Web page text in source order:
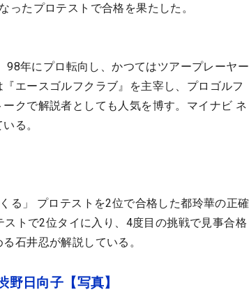
たプロテストで合格を果たした。
年にプロ転向し、かつてはツアープレーヤー
エースゴルフクラブ』を主宰し、プロゴルフ
クで解説者としても人気を博す。マイナビ ネ
る。
る」 プロテストを2位で合格した都玲華の正確
ストで2位タイに入り、4度目の挑戦で見事合格
石井忍が解説している。
日向子【写真】